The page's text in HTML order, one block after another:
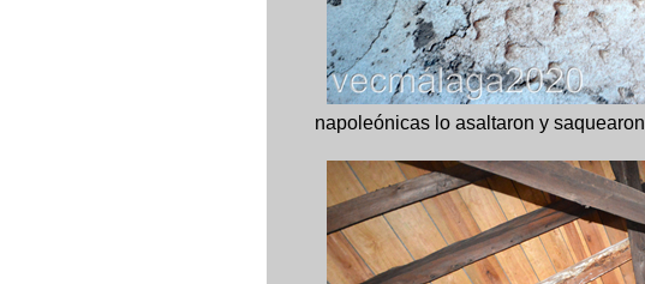
napoleónicas lo asaltaron y saquearon